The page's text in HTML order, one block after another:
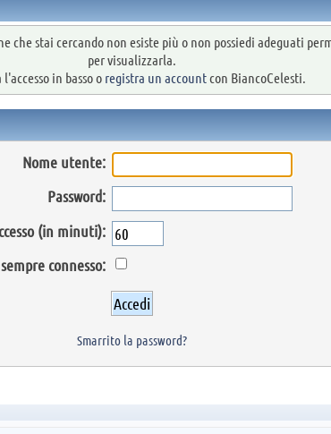
che stai cercando non esiste più o non possiedi adeguati
per visualizzarla.
in basso o registra un accountcon BiancoCelesti.
Nome utente:
Password:
(in minuti):
connesso:
Smarrito la password?